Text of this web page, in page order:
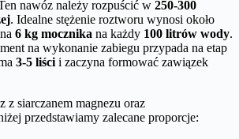
nawóz należy rozpuścić w 250-300
. Idealne stężenie roztworu wynosi około
6 kg mocznika na każdy 100 litrów wody.
na wykonanie zabiegu przypada na etap
3-5 liści i zaczyna formować zawiązek
z siarczanem magnezu oraz
przedstawiamy zalecane proporcje: